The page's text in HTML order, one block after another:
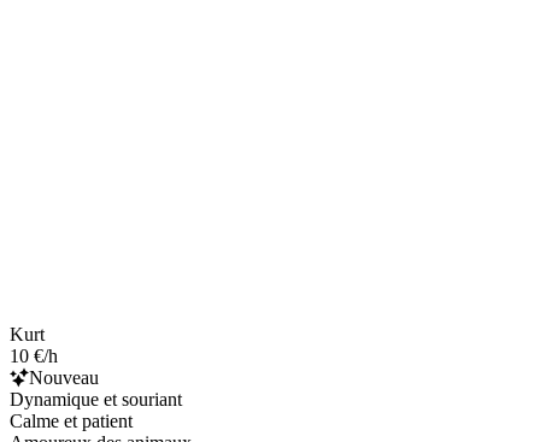
Kurt
10 €/h
Nouveau
Dynamique et souriant
Calme et patient